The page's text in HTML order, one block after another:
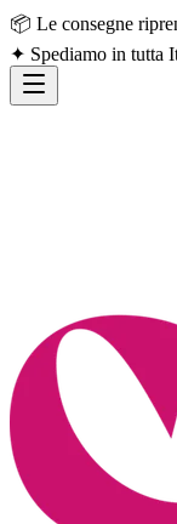
📦 Le consegne
✦ Spediamo in tutta